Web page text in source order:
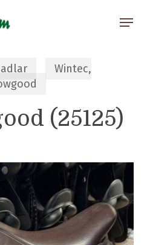
Menu
Wintec,
(25125)